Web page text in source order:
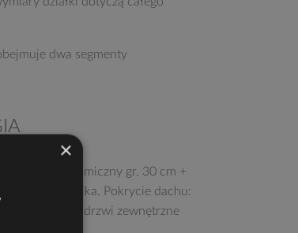
dwa segmenty
pustak ceramiczny gr. 30 cm +
Termo Organika. Pokrycie dachu:
garażowa i drzwi zewnętrzne
×